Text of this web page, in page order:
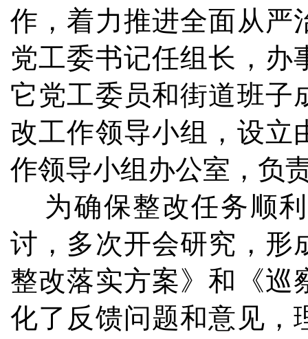
作，着力推进全面从严
党工委书记任组长，办
它党工委员和街道班子
改工作领导小组，设立
作领导小组办公室，负
为确保整改任务顺
讨，多次开会研究，形
整改落实方案》和《巡
化了反馈问题和意见，